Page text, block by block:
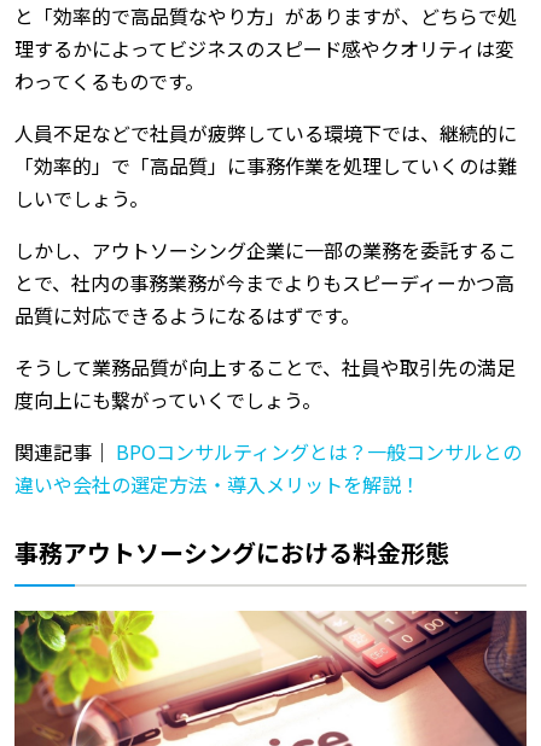
と「効率的で高品質なやり方」がありますが、どちらで処
理するかによってビジネスのスピード感やクオリティは変
わってくるものです。
人員不足などで社員が疲弊している環境下では、継続的に
「効率的」で「高品質」に事務作業を処理していくのは難
しいでしょう。
しかし、アウトソーシング企業に一部の業務を委託するこ
とで、社内の事務業務が今までよりもスピーディーかつ高
品質に対応できるようになるはずです。
そうして業務品質が向上することで、社員や取引先の満足
度向上にも繋がっていくでしょう。
関連記事｜ BPOコンサルティングとは？一般コンサルとの
違いや会社の選定方法・導入メリットを解説！
事務アウトソーシングにおける料金形態